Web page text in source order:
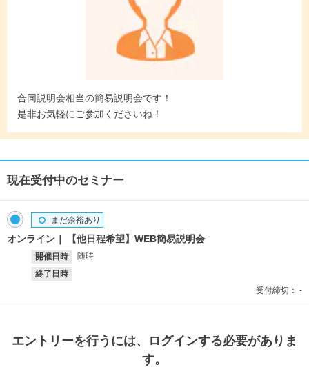
合同説明会相当の簡易説明会です！
是非お気軽にご参加くださいね！
現在受付中のセミナー
オンライン 【他日程希望】WEB簡易説明会
開催日時
随時
終了日時
まだ余裕あり
受付締切： -
エントリーを行うには、ログインする必要がありま
す。